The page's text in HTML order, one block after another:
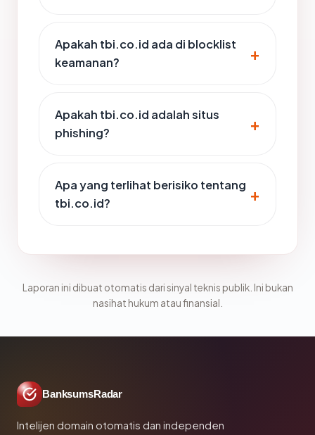
Apakah tbi.co.id ada di blocklist
keamanan?
Apakah tbi.co.id adalah situs
phishing?
Apa yang terlihat berisiko tentang
tbi.co.id?
Laporan ini dibuat otomatis dari sinyal teknis publik. Ini bukan
nasihat hukum atau finansial.
BanksumsRadar
Intelijen domain otomatis dan independen